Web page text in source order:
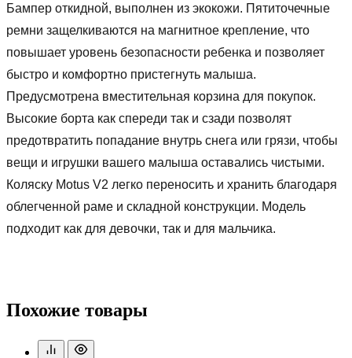
Бампер откидной, выполнен из экокожи. Пятиточечные
ремни защелкиваются на магнитное крепление, что
повышает уровень безопасности ребенка и позволяет
быстро и комфортно пристегнуть малыша.
Предусмотрена вместительная корзина для покупок.
Высокие борта как спереди так и сзади позволят
предотвратить попадание внутрь снега или грязи, чтобы
вещи и игрушки вашего малыша оставались чистыми.
Коляску Motus V2 легко переносить и хранить благодаря
облегченной раме и складной конструкции. Модель
подходит как для девочки, так и для мальчика.
Похожие товары